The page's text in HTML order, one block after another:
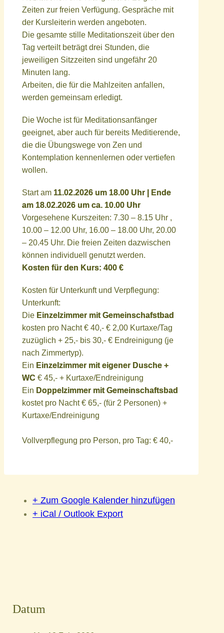
Zeiten zur freien Verfügung. Gespräche mit
der Kursleiterin werden angeboten.
Die gesamte stille Meditationszeit über den
Tag verteilt beträgt drei Stunden, die
jeweiligen Sitzzeiten sind ungefähr 20
Minuten lang.
Arbeiten, die für die Mahlzeiten anfallen,
werden gemeinsam erledigt.
Die Woche ist für Meditationsanfänger
geeignet, aber auch für bereits Meditierende,
die die Übungswege von Zen und
Kontemplation kennenlernen oder vertiefen
wollen.
Start am 11.02.2026 um 18.00 Uhr | Ende
am 18.02.2026 um ca. 10.00 Uhr
Vorgesehene Kurszeiten: 7.30 – 8.15 Uhr ,
10.00 – 12.00 Uhr, 16.00 – 18.00 Uhr, 20.00
– 20.45 Uhr. Die freien Zeiten dazwischen
können individuell genutzt werden.
Kosten für den Kurs: 400 €
Kosten für Unterkunft und Verpflegung:
Unterkunft:
Die Einzelzimmer mit Gemeinschafstbad
kosten pro Nacht € 40,- € 2,00 Kurtaxe/Tag
zuzüglich + 25,- bis 30,- € Endreinigung (je
nach Zimmertyp).
Ein Einzelzimmer mit eigener Dusche +
WC € 45,- + Kurtaxe/Endreinigung
Ein Doppelzimmer mit Gemeinschaftsbad
kostet pro Nacht € 65,- (für 2 Personen) +
Kurtaxe/Endreinigung
Vollverpflegung pro Person, pro Tag: € 40,-
+ Zum Google Kalender hinzufügen
+ iCal / Outlook Export
Datum